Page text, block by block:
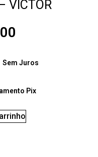
VICTOR
Sem Juros
Pix